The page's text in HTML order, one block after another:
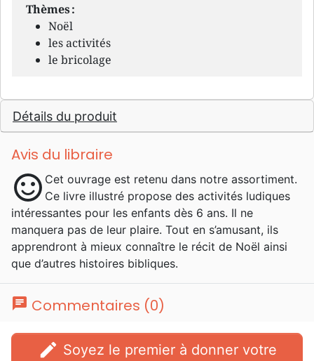
Thèmes :
Noël
les activités
le bricolage
Détails du produit
Avis du libraire
sentiment_satisfied Cet ouvrage est retenu dans notre assortiment.
Ce livre illustré propose des activités ludiques
intéressantes pour les enfants dès 6 ans. Il ne
manquera pas de leur plaire. Tout en s’amusant, ils
apprendront à mieux connaître le récit de Noël ainsi
que d’autres histoires bibliques.
chat Commentaires (0)
edit